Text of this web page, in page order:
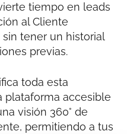
tiempo en leads
al Cliente
tener un historial
previas.
toda esta
plataforma accesible
visión 360° de
permitiendo a tus